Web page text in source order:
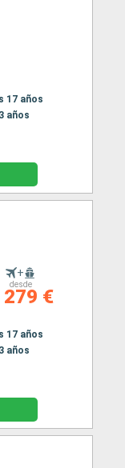
17 años
años
+
desde
279 €
17 años
años